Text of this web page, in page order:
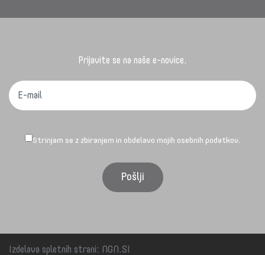
Prijavite se na naše e-novice.
Strinjam se z zbiranjem in obdelavo mojih osebnih podatkov.
Izdelava spletnih strani: NGN.SI